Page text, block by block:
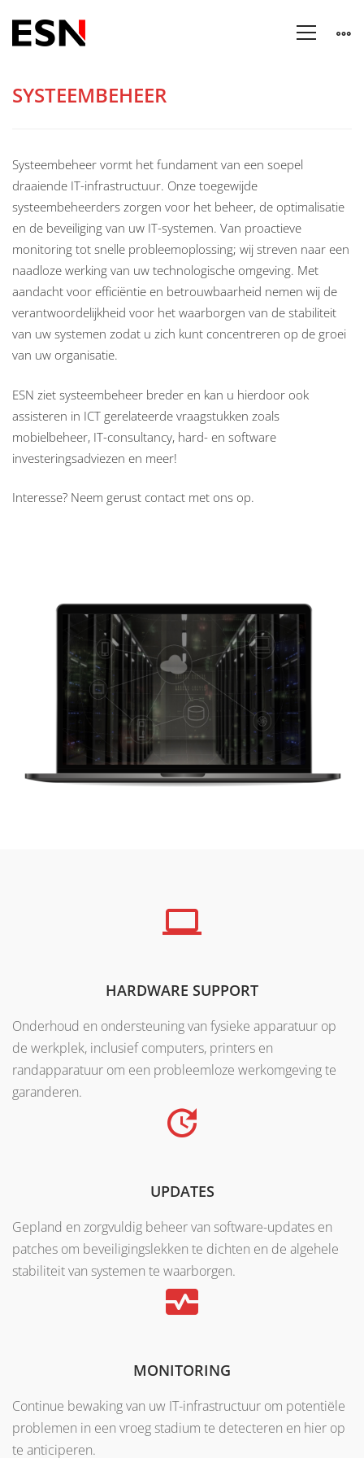
Systeembeheer
SYSTEEMBEHEER
Systeembeheer vormt het fundament van een soepel
draaiende IT-infrastructuur. Onze toegewijde
systeembeheerders zorgen voor het beheer, de optimalisatie
en de beveiliging van uw IT-systemen. Van proactieve
monitoring tot snelle probleemoplossing; wij streven naar een
naadloze werking van uw technologische omgeving. Met
aandacht voor efficiëntie en betrouwbaarheid nemen wij de
verantwoordelijkheid voor het waarborgen van de stabiliteit
van uw systemen zodat u zich kunt concentreren op de groei
van uw organisatie.
ESN ziet systeembeheer breder en kan u hierdoor ook
assisteren in ICT gerelateerde vraagstukken zoals
mobielbeheer, IT-consultancy, hard- en software
investeringsadviezen en meer!
Interesse? Neem gerust contact met ons op.
HARDWARE SUPPORT
Onderhoud en ondersteuning van fysieke apparatuur op
de werkplek, inclusief computers, printers en
randapparatuur om een probleemloze werkomgeving te
garanderen.
UPDATES
Gepland en zorgvuldig beheer van software-updates en
patches om beveiligingslekken te dichten en de algehele
stabiliteit van systemen te waarborgen.
MONITORING
Continue bewaking van uw IT-infrastructuur om potentiële
problemen in een vroeg stadium te detecteren en hier op
te anticiperen.